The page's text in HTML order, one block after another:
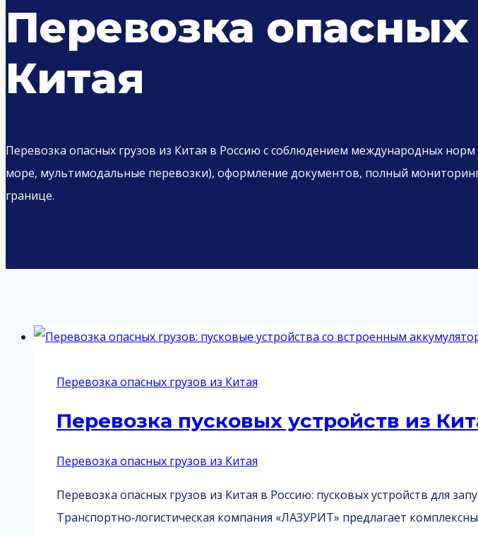
Перевозка опасных
Китая
Перевозка опасных грузов из Китая в Россию с соблюдением международных
море, мультимодальные перевозки), оформление документов, полный
границе.
Перевозка опасных грузов из Китая
Перевозка пусковых устройств из
Перевозка опасных грузов из Китая
Перевозка опасных грузов из Китая в Россию: пусковых устройств для
Транспортно‑логистическая компания «ЛАЗУРИТ» предлагает